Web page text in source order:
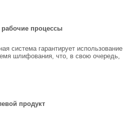
процессы
система гарантирует использование
шлифования, что, в свою очередь,
продукт